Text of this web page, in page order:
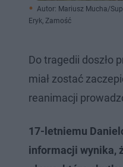
Autor: Mariusz Mucha/
Eryk, Zamość
Do tragedii doszło
miał zostać
reanimacji
17-letniemu
informacji wynika,